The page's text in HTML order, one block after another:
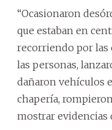
“Ocasionaron
que estaban en
recorriendo por las
las personas,
dañaron vehículos
chapería,
mostrar evidencias